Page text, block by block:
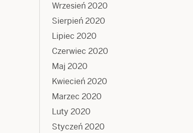
Wrzesień 2020
Sierpień 2020
Lipiec 2020
Czerwiec 2020
Maj 2020
Kwiecień 2020
Marzec 2020
Luty 2020
Styczeń 2020